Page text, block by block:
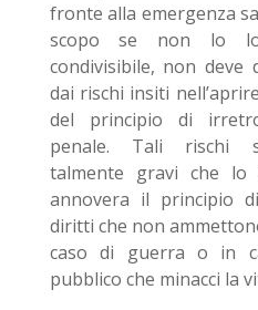
fronte alla emergenza
scopo se non lo
condivisibile, non deve
dai rischi insiti
del principio di
penale. Tali rischi
talmente gravi che
annovera il principio
diritti che non
caso di guerra o in
pubblico che minacci la